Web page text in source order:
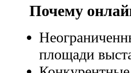
Почему
площади